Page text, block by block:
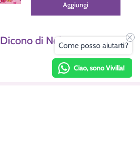
Aggiungi
Dicono di Noi
Ciao, sono Vivilla!
Come posso aiutarti?